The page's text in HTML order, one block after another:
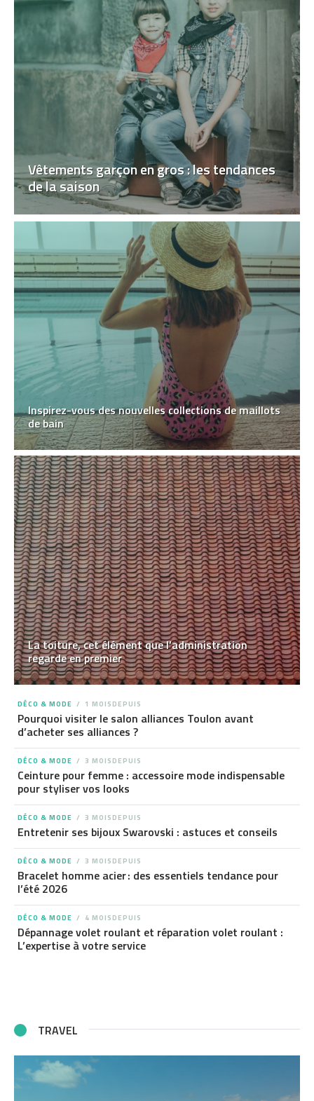
Vêtements garçon en gros : les tendances
de la saison
Inspirez-vous des nouvelles collections de maillots
de bain
La toiture, cet élément que l’administration
regarde en premier
DÉCO & MODE 1 MOISDEPUIS
Pourquoi visiter le salon alliances Toulon avant
d’acheter ses alliances ?
DÉCO & MODE 3 MOISDEPUIS
Ceinture pour femme : accessoire mode indispensable
pour styliser vos looks
DÉCO & MODE 3 MOISDEPUIS
Entretenir ses bijoux Swarovski : astuces et conseils
DÉCO & MODE 3 MOISDEPUIS
Bracelet homme acier : des essentiels tendance pour
l’été 2026
DÉCO & MODE 4 MOISDEPUIS
Dépannage volet roulant et réparation volet roulant :
L’expertise à votre service
TRAVEL